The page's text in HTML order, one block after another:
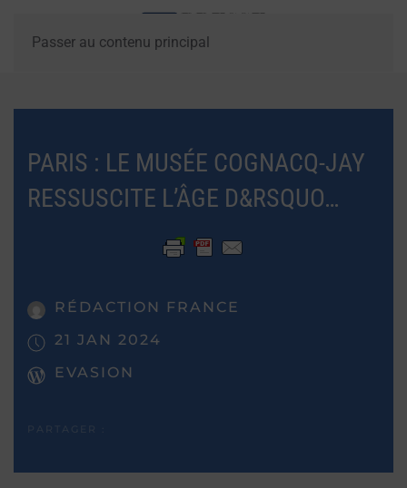
Passer au contenu principal
PARIS : LE MUSÉE COGNACQ-JAY
RESSUSCITE L’ÂGE D&RSQUO…
RÉDACTION FRANCE
21 JAN 2024
EVASION